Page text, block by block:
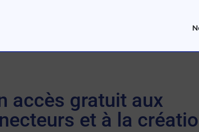
accès gratuit aux
et à la